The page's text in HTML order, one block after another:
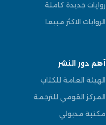
روايات جديدة كاملة
الروايات الاكثر مبيعا
أهم دور النشر
الهيئة العامة للكتاب
المركز القومي للترجمة
مكتبة مدبولي